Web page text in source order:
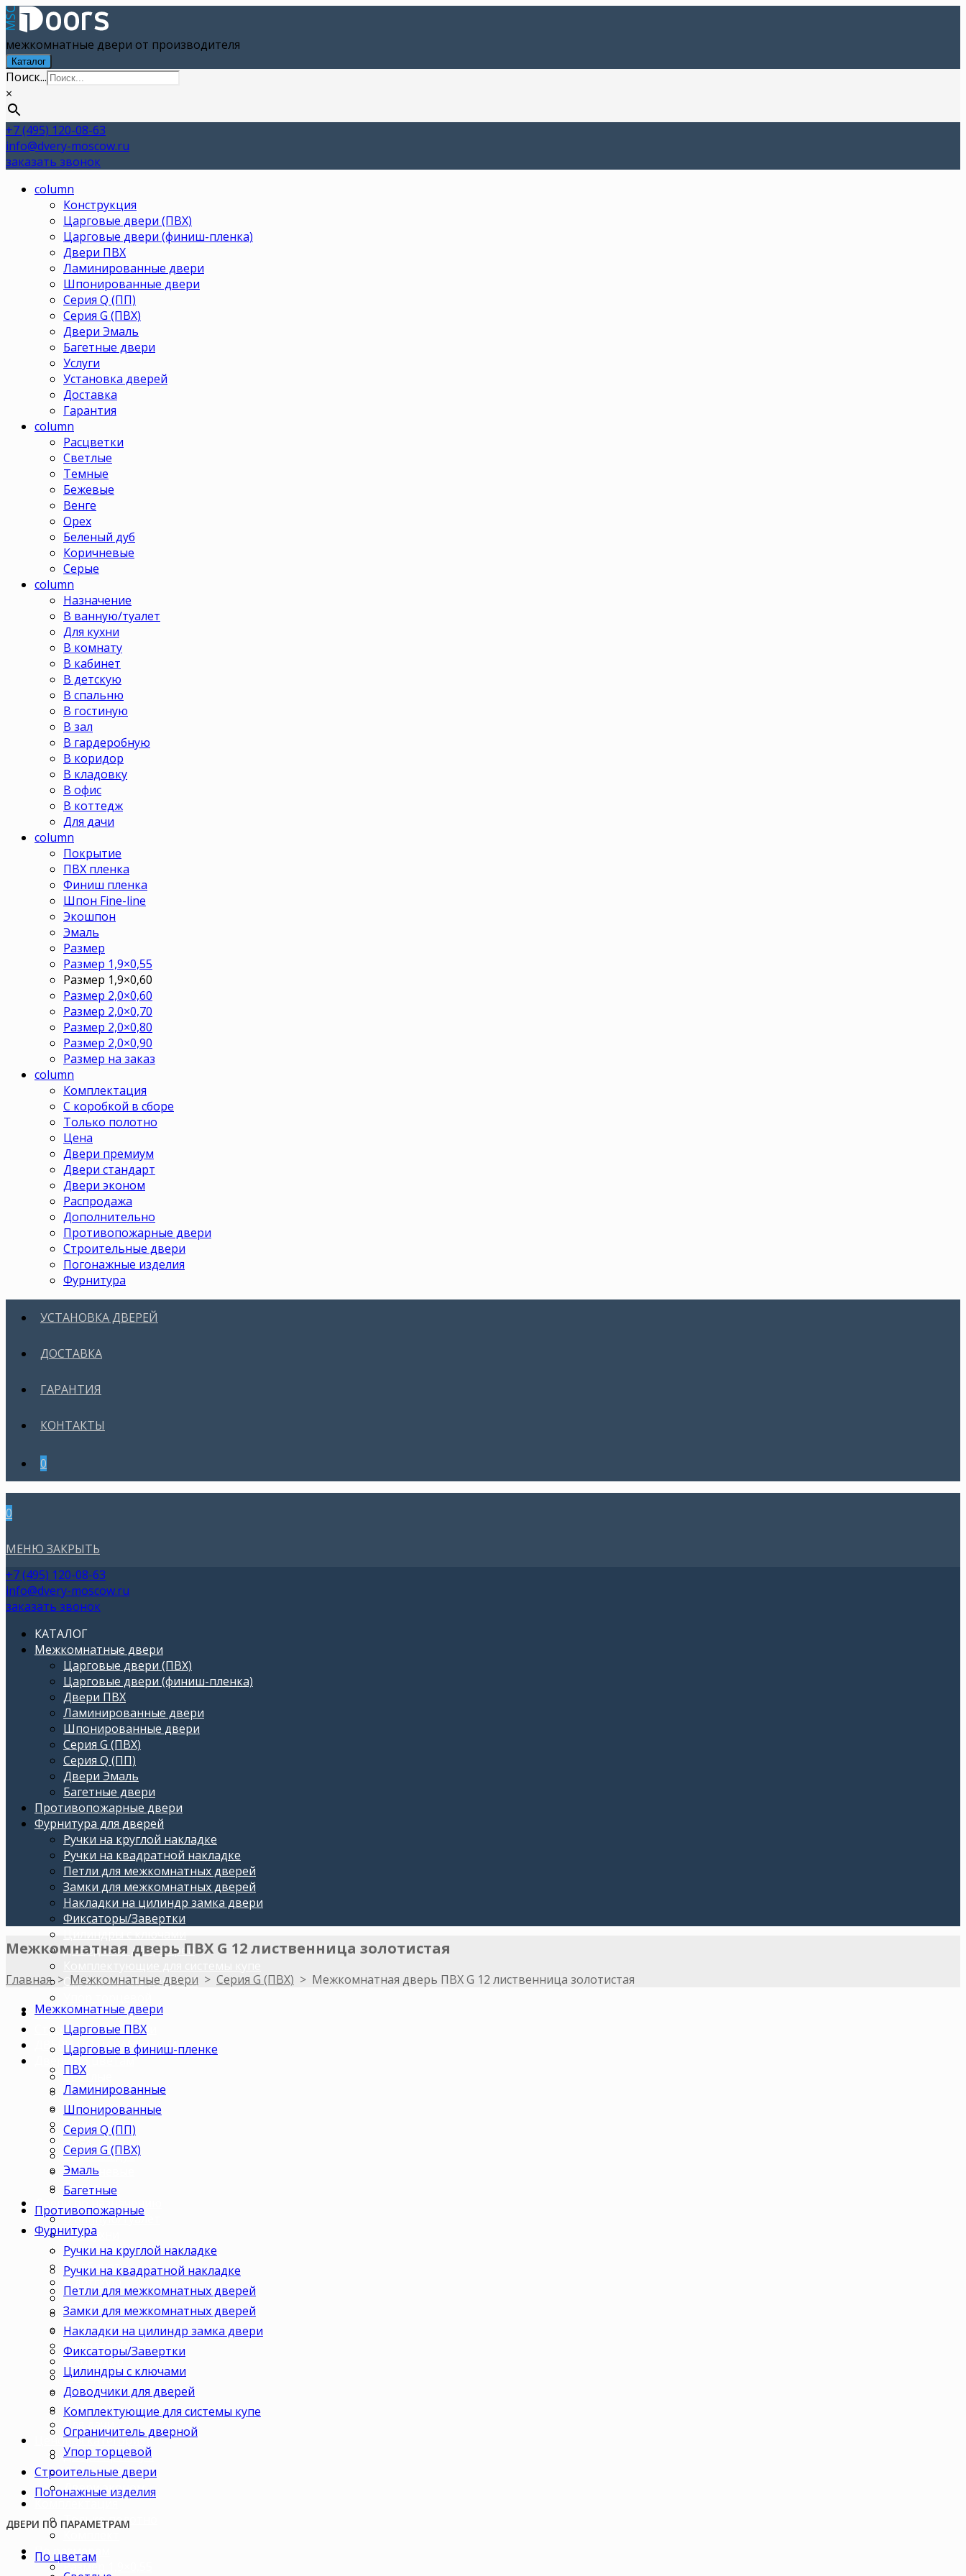
межкомнатные двери от производителя
Каталог
Поиск...
×
+7 (495) 120-08-63
info@dvery-moscow.ru
заказать звонок
column
Конструкция
Царговые двери (ПВХ)
Царговые двери (финиш-пленка)
Двери ПВХ
Ламинированные двери
Шпонированные двери
Серия Q (ПП)
Серия G (ПВХ)
Двери Эмаль
Багетные двери
Услуги
Установка дверей
Доставка
Гарантия
column
Расцветки
Светлые
Темные
Бежевые
Венге
Орех
Беленый дуб
Коричневые
Серые
column
Назначение
В ванную/туалет
Для кухни
В комнату
В кабинет
В детскую
В спальню
В гостиную
В зал
В гардеробную
В коридор
В кладовку
В офис
В коттедж
Для дачи
column
Покрытие
ПВХ пленка
Финиш пленка
Шпон Fine-line
Экошпон
Эмаль
Размер
Размер 1,9×0,55
Размер 1,9×0,60
Размер 2,0×0,60
Размер 2,0×0,70
Размер 2,0×0,80
Размер 2,0×0,90
Размер на заказ
column
Комплектация
С коробкой в сборе
Только полотно
Цена
Двери премиум
Двери стандарт
Двери эконом
Распродажа
Дополнительно
Противопожарные двери
Строительные двери
Погонажные изделия
Фурнитура
УСТАНОВКА ДВЕРЕЙ
ДОСТАВКА
ГАРАНТИЯ
КОНТАКТЫ
0
0
МЕНЮ ЗАКРЫТЬ
+7 (495) 120-08-63
info@dvery-moscow.ru
заказать звонок
КАТАЛОГ
Межкомнатные двери
Царговые двери (ПВХ)
Царговые двери (финиш-пленка)
Двери ПВХ
Ламинированные двери
Шпонированные двери
Серия G (ПВХ)
Серия Q (ПП)
Двери Эмаль
Багетные двери
Противопожарные двери
Фурнитура для дверей
Ручки на круглой накладке
Ручки на квадратной накладке
Петли для межкомнатных дверей
Замки для межкомнатных дверей
Накладки на цилиндр замка двери
Фиксаторы/Завертки
Доводчики для дверей
Ограничитель дверной
Погонажные изделия
Строительные двери
ДВЕРИ ПО ПАРАМЕТРАМ
Двери по цветам
Светлые
Темные
Бежевые
Венге
Орех
Беленый дуб
Коричневые
Серые
Двери по назначению
В ванную/туалет
Для кухни
В комнату
В кабинет
В детскую
В спальню
В гостиную
В зал
В гардеробную
В коридор
В кладовку
В офис
В коттедж
Для дачи
Ценовая категория
Двери премиум
Двери стандарт
Двери эконом
Только полотно
По размерам
Размер 1,9×0,55
Межкомнатная дверь ПВХ G 12 лиственница золотистая
Главная> Межкомнатные двери > Серия G (ПВХ) > Межкомнатная дверь ПВХ G 12 лиственница золотистая
Межкомнатные двери
Царговые ПВХ
Царговые в финиш-пленке
ПВХ
Ламинированные
Шпонированные
Серия Q (ПП)
Серия G (ПВХ)
Эмаль
Багетные
Противопожарные
Фурнитура
Ручки на круглой накладке
Ручки на квадратной накладке
Петли для межкомнатных дверей
Замки для межкомнатных дверей
Накладки на цилиндр замка двери
Фиксаторы/Завертки
Цилиндры с ключами
Доводчики для дверей
Комплектующие для системы купе
Ограничитель дверной
Упор торцевой
Строительные двери
Погонажные изделия
ДВЕРИ ПО ПАРАМЕТРАМ
По цветам